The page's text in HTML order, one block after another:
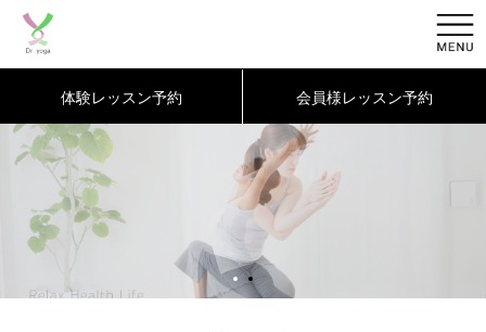
体験レッスン予約 会員様レッスン予約